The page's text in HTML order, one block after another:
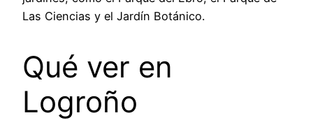
Las Ciencias y el Jardín Botánico.
Qué ver en
Logroño